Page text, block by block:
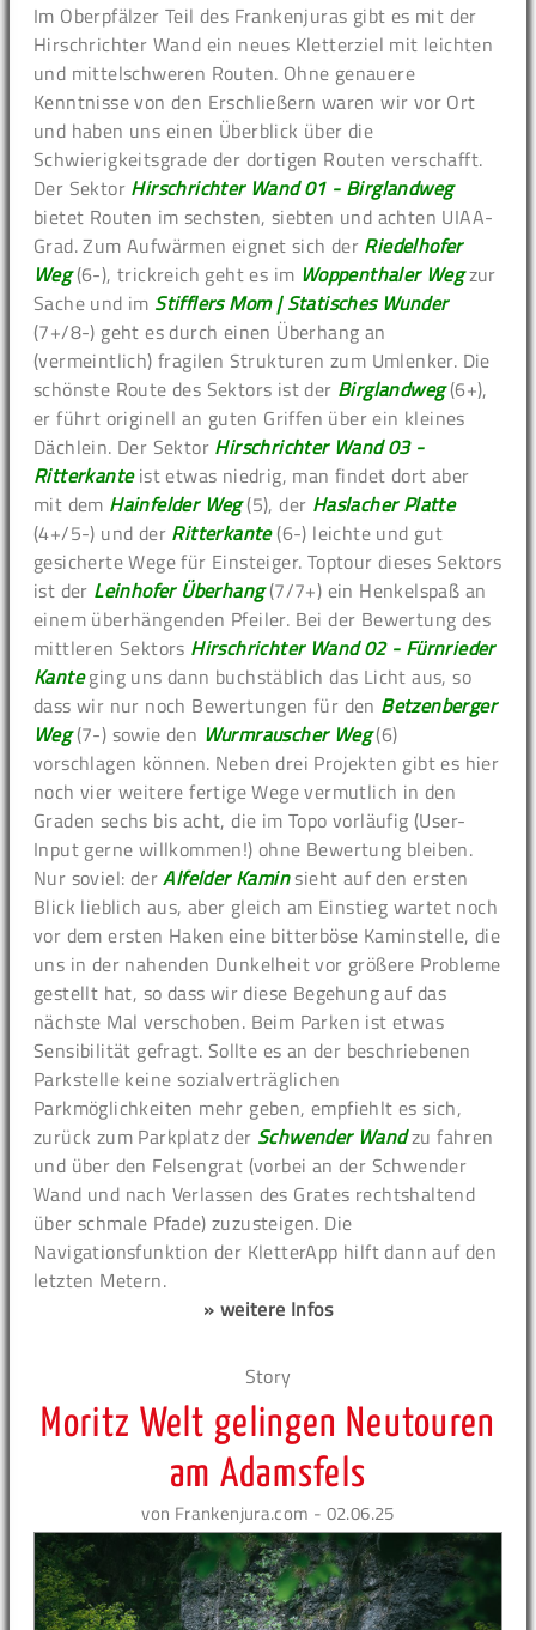
Im Oberpfälzer Teil des Frankenjuras gibt es mit der
Hirschrichter Wand ein neues Kletterziel mit leichten
und mittelschweren Routen. Ohne genauere
Kenntnisse von den Erschließern waren wir vor Ort
und haben uns einen Überblick über die
Schwierigkeitsgrade der dortigen Routen verschafft.
Der Sektor Hirschrichter Wand 01 - Birglandweg
bietet Routen im sechsten, siebten und achten UIAA-
Grad. Zum Aufwärmen eignet sich der Riedelhofer
Weg(6-), trickreich geht es im Woppenthaler Wegzur
Sache und im Stifflers Mom | Statisches Wunder
(7+/8-) geht es durch einen Überhang an
(vermeintlich) fragilen Strukturen zum Umlenker. Die
schönste Route des Sektors ist der Birglandweg(6+),
er führt originell an guten Griffen über ein kleines
Dächlein. Der Sektor Hirschrichter Wand 03 -
Ritterkanteist etwas niedrig, man findet dort aber
mit dem Hainfelder Weg(5), der Haslacher Platte
(4+/5-) und der Ritterkante(6-) leichte und gut
gesicherte Wege für Einsteiger. Toptour dieses Sektors
ist der Leinhofer Überhang(7/7+) ein Henkelspaß an
einem überhängenden Pfeiler. Bei der Bewertung des
mittleren Sektors Hirschrichter Wand 02 - Fürnrieder
Kanteging uns dann buchstäblich das Licht aus, so
dass wir nur noch Bewertungen für den Betzenberger
Weg(7-) sowie den Wurmrauscher Weg(6)
vorschlagen können. Neben drei Projekten gibt es hier
noch vier weitere fertige Wege vermutlich in den
Graden sechs bis acht, die im Topo vorläufig (User-
Input gerne willkommen!) ohne Bewertung bleiben.
Nur soviel: derAlfelder Kaminsieht auf den ersten
Blick lieblich aus, aber gleich am Einstieg wartet noch
vor dem ersten Haken eine bitterböse Kaminstelle, die
uns in der nahenden Dunkelheit vor größere Probleme
gestellt hat, so dass wir diese Begehung auf das
nächste Mal verschoben. Beim Parken ist etwas
Sensibilität gefragt. Sollte es an der beschriebenen
Parkstelle keine sozialverträglichen
Parkmöglichkeiten mehr geben, empfiehlt es sich,
zurück zum Parkplatz der Schwender Wandzu fahren
und über den Felsengrat (vorbei an der Schwender
Wand und nach Verlassen des Grates rechtshaltend
über schmale Pfade) zuzusteigen. Die
Navigationsfunktion der KletterApp hilft dann auf den
letzten Metern.
» weitere Infos
Story
Moritz Welt gelingen Neutouren
am Adamsfels
von Frankenjura.com - 02.06.25